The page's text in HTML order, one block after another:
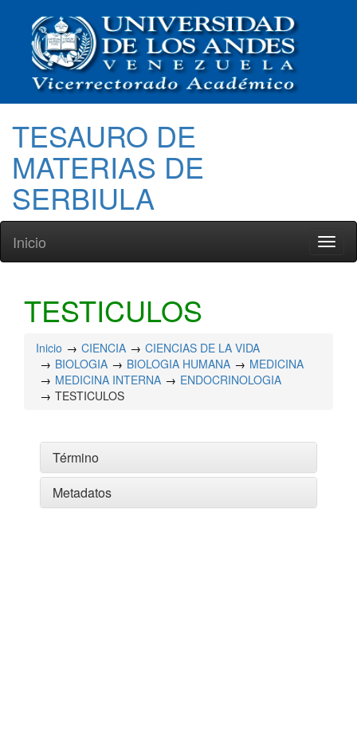
TESAURO DE
MATERIAS DE
SERBIULA
Inicio
TESTICULOS
Inicio CIENCIA
CIENCIAS DE LA VIDA
BIOLOGIA
BIOLOGIA HUMANA
MEDICINA
MEDICINA INTERNA
ENDOCRINOLOGIA
TESTICULOS
Término
Metadatos